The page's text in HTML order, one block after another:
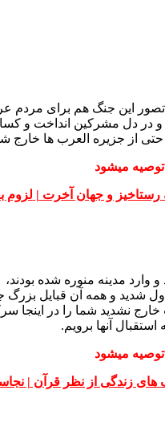
تصور این جنگ هم برای
دل مشرکین انداخت و
از جزیره العرب ها خارج
توصیه میشود
رستاخیز و جهان آخرت | لزوم
مدینه منوره شده بودند،
اول شدید و همه آن قبایل
نشدید شما را در اینجا
آنها برویم.
توصیه میشود
های زندگی از نظر قرآن |